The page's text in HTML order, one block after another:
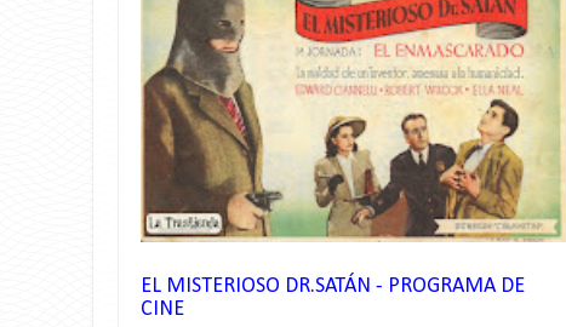
EL MISTERIOSO DR.SATÁN - PROGRAMA DE
CINE